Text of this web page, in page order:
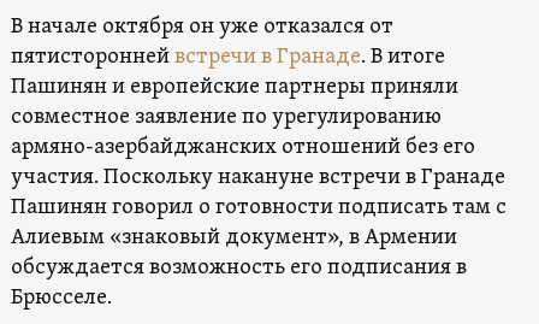
В начале октября он уже отказался от
пятистороннейвстречи в Гранаде. В итоге
Пашинян и европейские партнеры приняли
совместное заявление по урегулированию
армяно-азербайджанских отношений без его
участия. Поскольку накануне встречи в Гранаде
Пашинян говорил о готовности подписать там с
Алиевым «знаковый документ», в Армении
обсуждается возможность его подписания в
Брюсселе.